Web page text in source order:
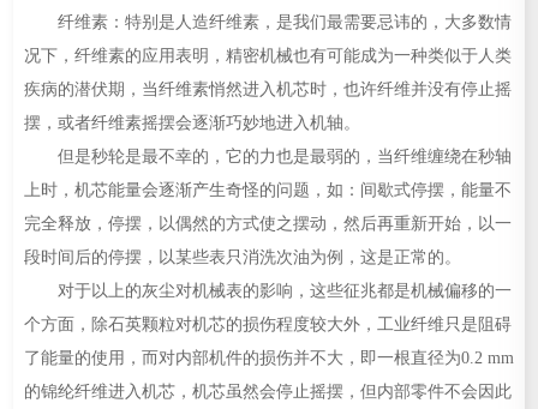
纤维素：特别是人造纤维素，是我们最需要忌讳的，大多数情
况下，纤维素的应用表明，精密机械也有可能成为一种类似于人类
疾病的潜伏期，当纤维素悄然进入机芯时，也许纤维并没有停止摇
摆，或者纤维素摇摆会逐渐巧妙地进入机轴。
但是秒轮是最不幸的，它的力也是最弱的，当纤维缠绕在秒轴
上时，机芯能量会逐渐产生奇怪的问题，如：间歇式停摆，能量不
完全释放，停摆，以偶然的方式使之摆动，然后再重新开始，以一
段时间后的停摆，以某些表只消洗次油为例，这是正常的。
对于以上的灰尘对机械表的影响，这些征兆都是机械偏移的一
个方面，除石英颗粒对机芯的损伤程度较大外，工业纤维只是阻碍
了能量的使用，而对内部机件的损伤并不大，即一根直径为0.2 mm
的锦纶纤维进入机芯，机芯虽然会停止摇摆，但内部零件不会因此